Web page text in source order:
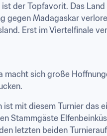
ist der Topfavorit. Das
gegen Madagaskar
Erst im Viertelfinale
macht sich große
ist mit diesem Turnier das
Stammgäste
letzten beiden